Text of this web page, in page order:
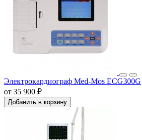
Электрокардиограф Med-Mos ECG300G
от 35 900 ₽
Добавить в корзину